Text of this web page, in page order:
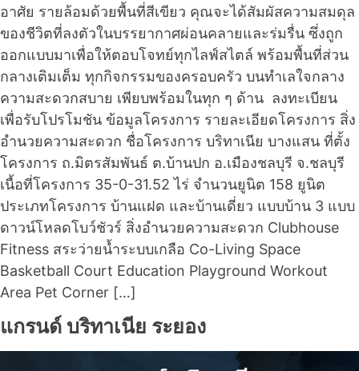
อาศัย รายล้อมด้วยพื้นที่สีเขียว คุณจะได้สัมผัสความสมดุล
ของชีวิตที่ลงตัวในบรรยากาศผ่อนคลายและร่มรื่น ซึ่งถูก
ออกแบบมาเพื่อให้ตอบโจทย์ทุกไลฟ์สไตล์ พร้อมพื้นที่ส่วน
กลางเติมเต็ม ทุกกิจกรรมของครอบครัว บนทำเลใจกลาง
ความสะดวกสบาย เพียบพร้อมในทุก ๆ ด้าน ลงทะเบียน
เพื่อรับโปรโมชัน ข้อมูลโครงการ รายละเอียดโครงการ สิ่ง
อำนวยความสะดวก ชื่อโครงการ บริทาเนีย บางแสน ที่ตั้ง
โครงการ ถ.มิตรสัมพันธ์ ต.บ้านปก อ.เมืองชลบุรี จ.ชลบุรี
เนื้อที่โครงการ 35-0-31.52 ไร่ จำนวนยูนิต 158 ยูนิต
ประเภทโครงการ บ้านแฝด และบ้านเดี่ยว แบบบ้าน 3 แบบ
ดาวน์โหลดโบว์ชัวร์ สิ่งอำนวยความสะดวก Clubhouse
Fitness สระว่ายน้ำระบบเกลือ Co-Living Space
Basketball Court Education Playground Workout
Area Pet Corner […]
แกรนด์ บริทาเนีย ระยอง